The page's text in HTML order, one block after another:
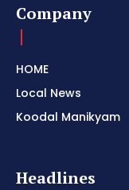
Company
HOME
Local News
Koodal Manikyam
Headlines